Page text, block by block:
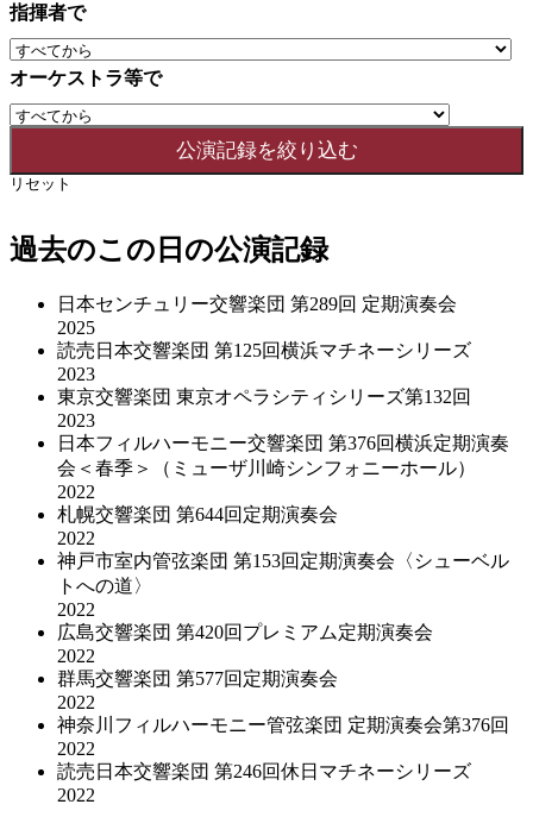
指揮者で
オーケストラ等で
リセット
過去のこの日の公演記録
日本センチュリー交響楽団 第289回 定期演奏会
2025
読売日本交響楽団 第125回横浜マチネーシリーズ
2023
東京交響楽団 東京オペラシティシリーズ第132回
2023
日本フィルハーモニー交響楽団 第376回横浜定期演奏
会＜春季＞（ミューザ川崎シンフォニーホール）
2022
札幌交響楽団 第644回定期演奏会
2022
神戸市室内管弦楽団 第153回定期演奏会〈シューベル
トへの道〉
2022
広島交響楽団 第420回プレミアム定期演奏会
2022
群馬交響楽団 第577回定期演奏会
2022
神奈川フィルハーモニー管弦楽団 定期演奏会第376回
2022
読売日本交響楽団 第246回休日マチネーシリーズ
2022